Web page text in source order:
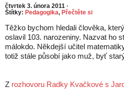
čtvrtek 3. února 2011 ·
Štítky: Pedagogika, Přečtěte si
Těžko bychom hledali člověka,
oslavil 103. narozeniny. Nazvat ho
málokdo. Někdejší učitel
totiž stále působí jako muž, byť
Z rozhovoru Radky Kvačkové s